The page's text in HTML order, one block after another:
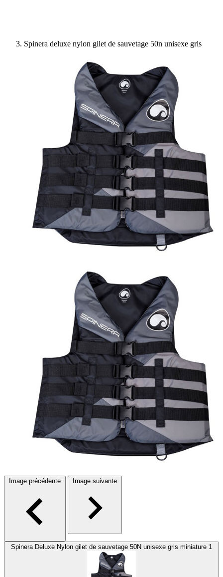
Spinera deluxe nylon gilet de sauvetage 50n unisexe gris
Image précédente Image suivante
Spinera Deluxe Nylon gilet de sauvetage 50N unisexe gris miniature 1